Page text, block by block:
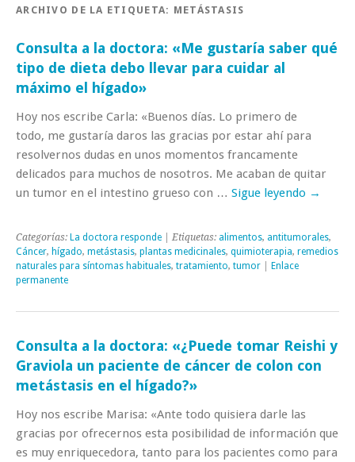
ARCHIVO DE LA ETIQUETA: METÁSTASIS
Consulta a la doctora: «Me gustaría saber qué
tipo de dieta debo llevar para cuidar al
máximo el hígado»
Hoy nos escribe Carla: «Buenos días. Lo primero de
todo, me gustaría daros las gracias por estar ahí para
resolvernos dudas en unos momentos francamente
delicados para muchos de nosotros. Me acaban de quitar
un tumor en el intestino grueso con … Sigue leyendo →
Categorías: La doctora responde | Etiquetas: alimentos, antitumorales,
Cáncer, hígado, metástasis, plantas medicinales, quimioterapia, remedios
naturales para síntomas habituales, tratamiento, tumor
Enlace
permanente
Consulta a la doctora: «¿Puede tomar Reishi y
Graviola un paciente de cáncer de colon con
metástasis en el hígado?»
Hoy nos escribe Marisa: «Ante todo quisiera darle las
gracias por ofrecernos esta posibilidad de información que
es muy enriquecedora, tanto para los pacientes como para